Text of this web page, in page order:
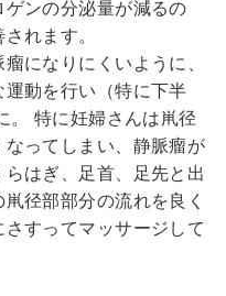
ンの分泌量が減るの
れます。
になりにくいように、
動を行い（特に下半
特に妊婦さんは鼡径
ってしまい、静脈瘤が
はぎ、足首、足先と出
径部部分の流れを良く
すってマッサージして